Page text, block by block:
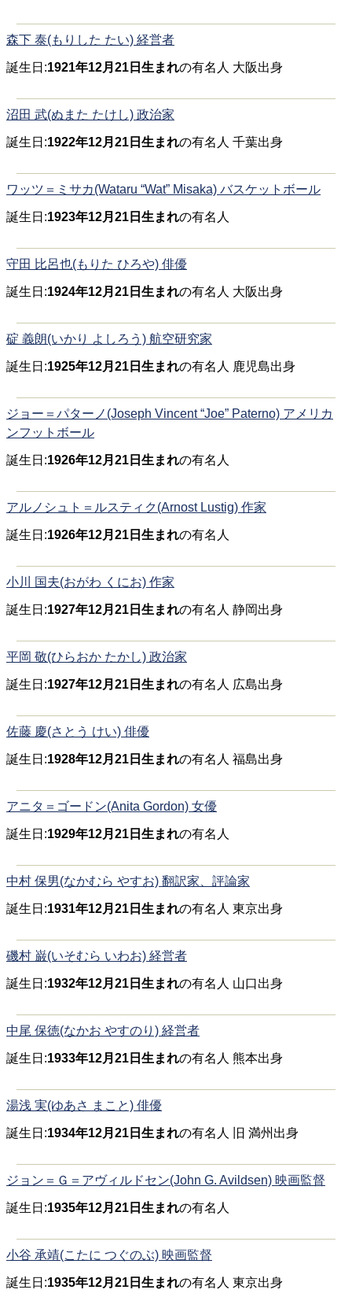
森下 泰(もりした たい) 経営者
誕生日:1921年12月21日生まれの有名人 大阪出身
沼田 武(ぬまた たけし) 政治家
誕生日:1922年12月21日生まれの有名人 千葉出身
ワッツ＝ミサカ(Wataru “Wat” Misaka) バスケットボール
誕生日:1923年12月21日生まれの有名人
守田 比呂也(もりた ひろや) 俳優
誕生日:1924年12月21日生まれの有名人 大阪出身
碇 義朗(いかり よしろう) 航空研究家
誕生日:1925年12月21日生まれの有名人 鹿児島出身
ジョー＝パターノ(Joseph Vincent “Joe” Paterno) アメリカ
ンフットボール
誕生日:1926年12月21日生まれの有名人
アルノシュト＝ルスティク(Arnost Lustig) 作家
誕生日:1926年12月21日生まれの有名人
小川 国夫(おがわ くにお) 作家
誕生日:1927年12月21日生まれの有名人 静岡出身
平岡 敬(ひらおか たかし) 政治家
誕生日:1927年12月21日生まれの有名人 広島出身
佐藤 慶(さとう けい) 俳優
誕生日:1928年12月21日生まれの有名人 福島出身
アニタ＝ゴードン(Anita Gordon) 女優
誕生日:1929年12月21日生まれの有名人
中村 保男(なかむら やすお) 翻訳家、評論家
誕生日:1931年12月21日生まれの有名人 東京出身
磯村 巌(いそむら いわお) 経営者
誕生日:1932年12月21日生まれの有名人 山口出身
中尾 保徳(なかお やすのり) 経営者
誕生日:1933年12月21日生まれの有名人 熊本出身
湯浅 実(ゆあさ まこと) 俳優
誕生日:1934年12月21日生まれの有名人 旧 満州出身
ジョン＝Ｇ＝アヴィルドセン(John G. Avildsen) 映画監督
誕生日:1935年12月21日生まれの有名人
小谷 承靖(こたに つぐのぶ) 映画監督
誕生日:1935年12月21日生まれの有名人 東京出身